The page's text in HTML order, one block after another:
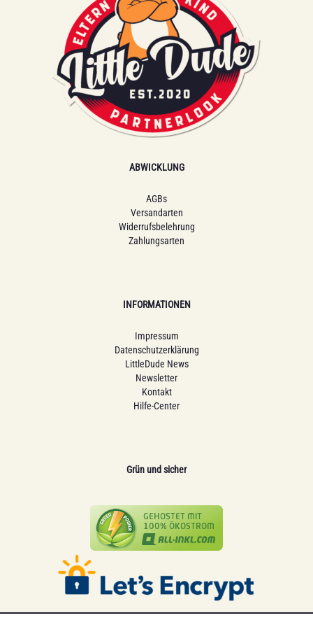
ABWICKLUNG
AGBs
Versandarten
Widerrufsbelehrung
Zahlungsarten
INFORMATIONEN
Impressum
Datenschutzerklärung
LittleDude News
Newsletter
Kontakt
Hilfe-Center
Grün und sicher